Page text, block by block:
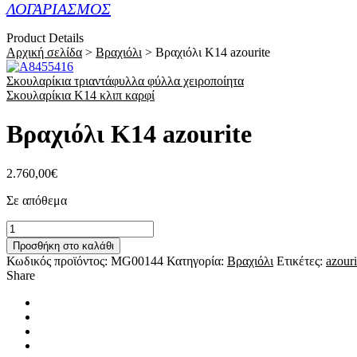
ΛΟΓΑΡΙΑΣΜΟΣ
Product Details
Αρχική σελίδα > Βραχιόλι > Βραχιόλι Κ14 azourite
Σκουλαρίκια τριαντάφυλλα φύλλα χειροποίητα
Σκουλαρίκια Κ14 κλιπ καρφί
Βραχιόλι Κ14 azourite
2.760,00€
Σε απόθεμα
Βραχιόλι
Κ14
azourite
ποσότητα
Προσθήκη στο καλάθι
Κωδικός προϊόντος: MG00144 Κατηγορία: Βραχιόλι Ετικέτες:
Share